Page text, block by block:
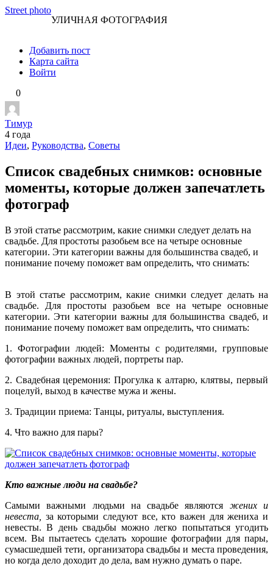
Перейти
Street photo
УЛИЧНАЯ ФОТОГРАФИЯ
Добавить пост
Карта сайта
Войти
0
Тимур
4 года
Идеи, Руководства, Советы
Список свадебных снимков: основные
моменты, которые должен запечатлеть
фотограф
В этой статье рассмотрим, какие снимки следует делать на
свадьбе. Для простоты разобьем все на четыре основные
категории. Эти категории важны для большинства свадеб, и
понимание почему поможет вам определить, что снимать:
В этой статье рассмотрим, какие снимки следует делать на
свадьбе. Для простоты разобьем все на четыре основные
категории. Эти категории важны для большинства свадеб, и
понимание почему поможет вам определить, что снимать:
1. Фотографии людей: Моменты с родителями, групповые
фотографии важных людей, портреты пар.
2. Свадебная церемония: Прогулка к алтарю, клятвы, первый
поцелуй, выход в качестве мужа и жены.
3. Традиции приема: Танцы, ритуалы, выступления.
4. Что важно для пары?
Кто важные люди на свадьбе?
Самыми важными людьми на свадьбе являются жених и
невеста,
за которыми следуют все, кто важен для жениха и
невесты. В день свадьбы можно легко попытаться угодить
всем. Вы пытаетесь сделать хорошие фотографии для пары,
сумасшедшей тети, организатора свадьбы и места проведения,
но когда дело доходит до дела, вам нужно думать о паре.